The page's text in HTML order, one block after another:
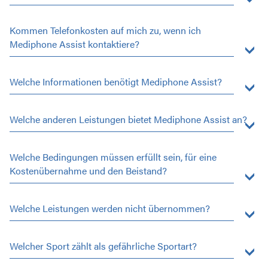
Kommen Telefonkosten auf mich zu, wenn ich
Mediphone Assist kontaktiere?
Welche Informationen benötigt Mediphone Assist?
Welche anderen Leistungen bietet Mediphone Assist an?
Welche Bedingungen müssen erfüllt sein, für eine
Kostenübernahme und den Beistand?
Welche Leistungen werden nicht übernommen?
Welcher Sport zählt als gefährliche Sportart?